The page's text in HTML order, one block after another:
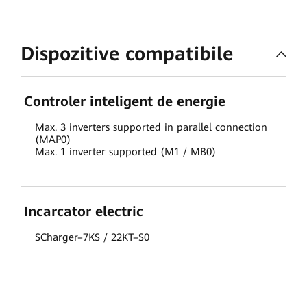
Dispozitive compatibile
Controler inteligent de energie
Max. 3 inverters supported in parallel connection
(MAP0)
Max. 1 inverter supported (M1 / MB0)
Incarcator electric
SCharger–7KS / 22KT–S0